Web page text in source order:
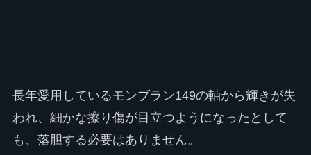
長年愛用しているモンブラン149の軸から輝きが失
われ、細かな擦り傷が目立つようになったとして
も、落胆する必要はありません。